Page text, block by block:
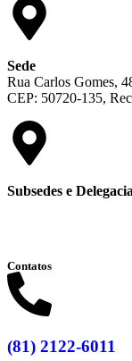
Sede
Rua Carlos Gomes,
CEP: 50720-135,
Subsedes e
Contatos
(81) 2122-6011